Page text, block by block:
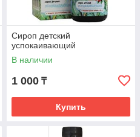
Сироп детский
успокаивающий
В наличии
1 000 ₸
Купить